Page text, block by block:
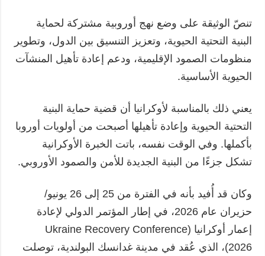
تنصّ الوثيقة على وضع نهج أوروبية مشتركة لحماية
البنية التحتية الحيوية، وتعزيز التنسيق بين الدول، وتطوير
منظومات الصمود الإقليمية، ودعم إعادة تأهيل المنشآت
الحيوية الأساسية.
يعني ذلك بالمناسبة لأوكرانيا أن قضية حماية البنية
التحتية الحيوية وإعادة تأهيلها أصبحت من أولويات أوروبا
بأكملها. وفي الوقت نفسه، باتت الخبرة الأوكرانية
تشكل جزءًا من البنية الجديدة للأمن والصمود الأوروبي.
وكان قد أُفيد بأنه في الفترة من 25 إلى 26 يونيو/
حزيران عام 2026، في إطار المؤتمر الدولي لإعادة
إعمار أوكرانيا (Ukraine Recovery Conference
2026)، الذي عُقد في مدينة غدانسك البولندية، توصلت